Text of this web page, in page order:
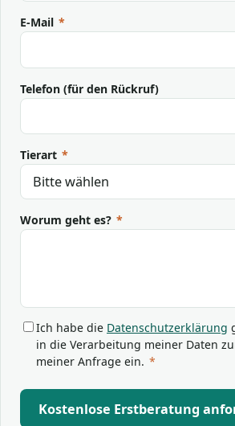
E-Mail *
Telefon (für den Rückruf)
Tierart *
Worum geht es? *
Ich habe die Datenschutzerklärung
in die Verarbeitung meiner Daten
meiner Anfrage ein. *
Kostenlose Erstberatung